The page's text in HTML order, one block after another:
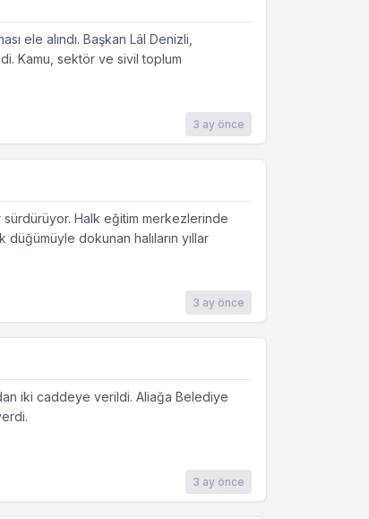
ele alındı. Başkan Lâl Denizli,
Kamu, sektör ve sivil toplum
3 ay önce
sürdürüyor. Halk eğitim merkezlerinde
düğümüyle dokunan halıların yıllar
3 ay önce
iki caddeye verildi. Aliağa Belediye
3 ay önce